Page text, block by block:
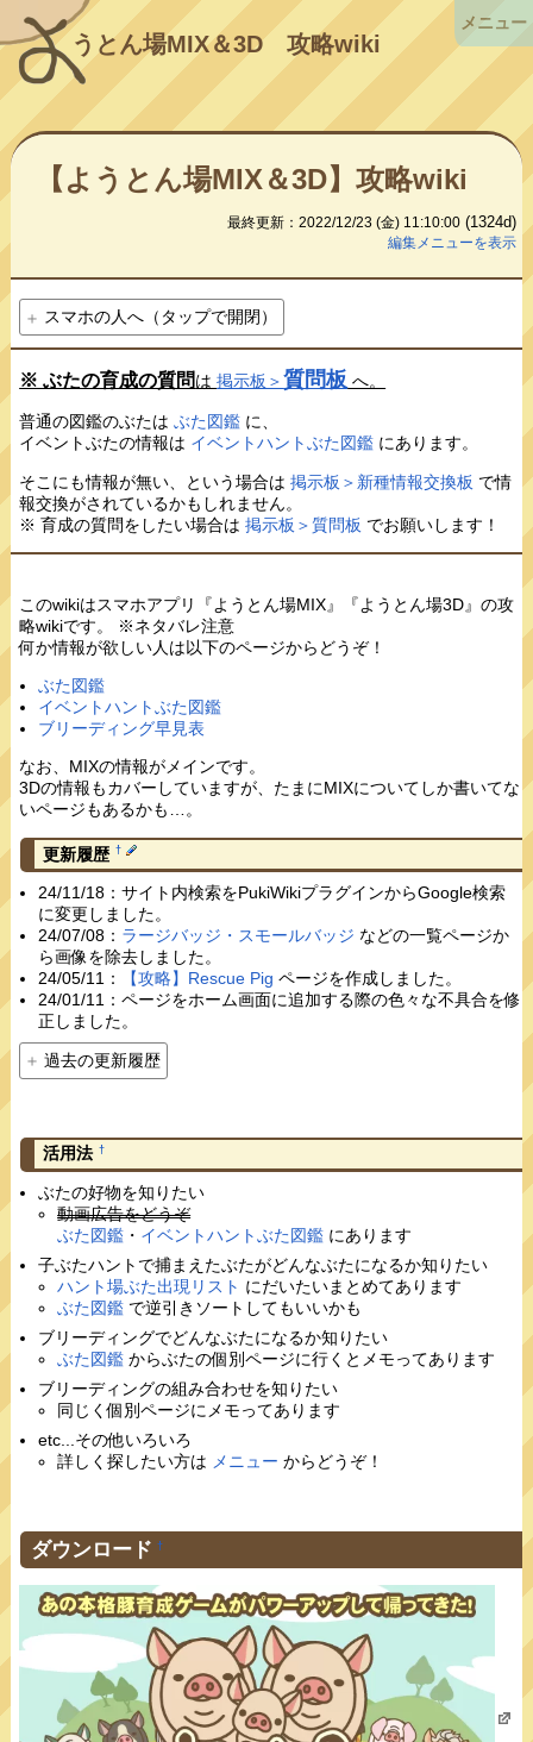
うとん場MIX＆3D攻略wiki
【ようとん場MIX＆3D】攻略wiki
最終更新：2022/12/23 (金) 11:10:00 (1324d)
編集メニューを表示
スマホの人へ（タップで開閉）
※ ぶたの育成の質問は掲示板＞質問板 へ。
普通の図鑑のぶたはぶた図鑑 に、
イベントぶたの情報は イベントハントぶた図鑑 にあります。
そこにも情報が無い、という場合は掲示板＞新種情報交換板 で情
報交換がされているかもしれません。
※ 育成の質問をしたい場合は掲示板＞質問板 でお願いします！
このwikiはスマホアプリ『ようとん場MIX』『ようとん場3D』の攻
略wikiです。 ※ネタバレ注意
何か情報が欲しい人は以下のページからどうぞ！
ぶた図鑑
イベントハントぶた図鑑
ブリーディング早見表
なお、MIXの情報がメインです。
3Dの情報もカバーしていますが、たまにMIXについてしか書いてな
いページもあるかも…。
更新履歴 †
24/11/18：サイト内検索をPukiWikiプラグインからGoogle検索
に変更しました。
24/07/08： ラージバッジ・スモールバッジ などの一覧ページか
ら画像を除去しました。
24/05/11：
【攻略】Rescue Pig ページを作成しました。
24/01/11：ページをホーム画面に追加する際の色々な不具合を修
正しました。
過去の更新履歴
活用法 †
ぶたの好物を知りたい
動画広告をどうぞ
ぶた図鑑 ・ イベントハントぶた図鑑 にあります
子ぶたハントで捕まえたぶたがどんなぶたになるか知りたい
ハント場ぶた出現リスト にだいたいまとめてあります
ぶた図鑑 で逆引きソートしてもいいかも
ブリーディングでどんなぶたになるか知りたい
ぶた図鑑 からぶたの個別ページに行くとメモってあります
ブリーディングの組み合わせを知りたい
同じく個別ページにメモってあります
etc...その他いろいろ
詳しく探したい方は メニュー からどうぞ！
ダウンロード †
メニュー